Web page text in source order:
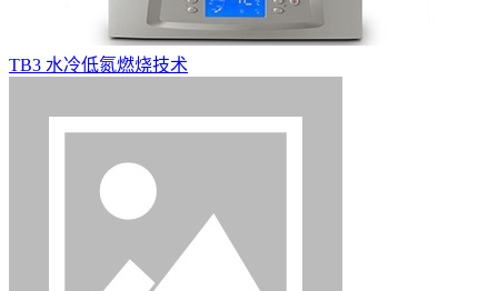
TB3 水冷低氮燃烧技术